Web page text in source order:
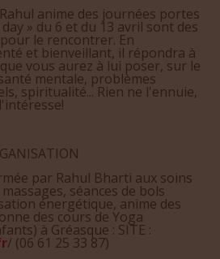
anime des journées portes
» du 6 et du 13 avril sont des
le rencontrer. En
et bienveillant, il répondra à
vous aurez à lui poser, sur le
mentale, problèmes
spiritualité... Rien ne l'ennuie,
par Rahul Bharti aux soins
séances de bols
énergétique, anime des
des cours de Yoga
à Gréasque : SITE :
/ (06 61 25 33 87)